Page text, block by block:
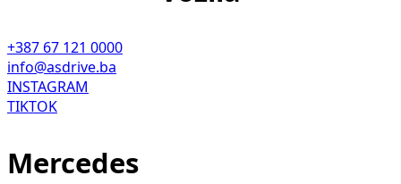
+387 67 121 0000
info@asdrive.ba
INSTAGRAM
TIKTOK
Mercedes